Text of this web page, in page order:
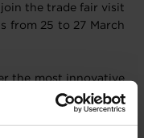
the trade fair visit
from 25 to 27 March
the most innovative
tackling our
promote change,